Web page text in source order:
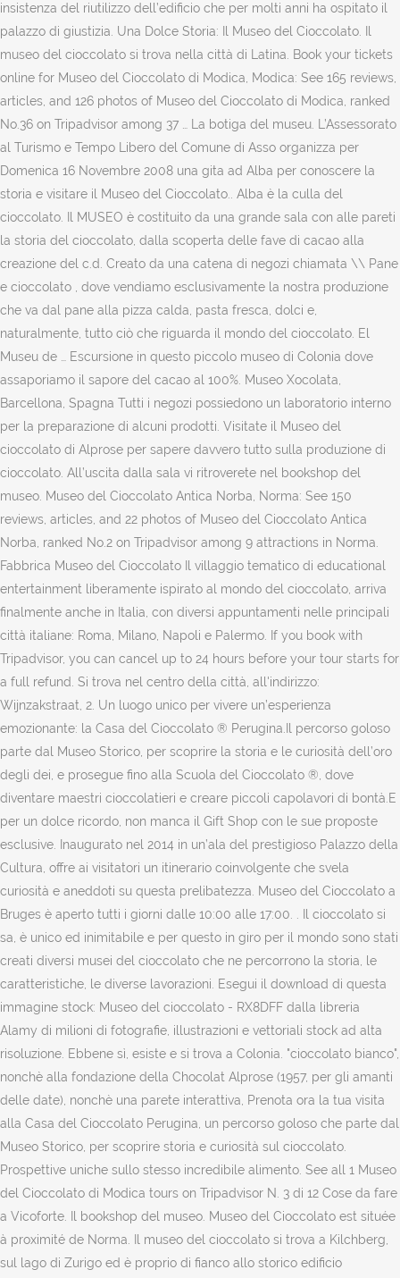
insistenza del riutilizzo dell’edificio che per molti anni ha ospitato il
palazzo di giustizia. Una Dolce Storia: Il Museo del Cioccolato. Il
museo del cioccolato si trova nella città di Latina. Book your tickets
online for Museo del Cioccolato di Modica, Modica: See 165 reviews,
articles, and 126 photos of Museo del Cioccolato di Modica, ranked
No.36 on Tripadvisor among 37 … La botiga del museu. L’Assessorato
al Turismo e Tempo Libero del Comune di Asso organizza per
Domenica 16 Novembre 2008 una gita ad Alba per conoscere la
storia e visitare il Museo del Cioccolato.. Alba è la culla del
cioccolato. Il MUSEO è costituito da una grande sala con alle pareti
la storia del cioccolato, dalla scoperta delle fave di cacao alla
creazione del c.d. Creato da una catena di negozi chiamata \\ Pane
e cioccolato , dove vendiamo esclusivamente la nostra produzione
che va dal pane alla pizza calda, pasta fresca, dolci e,
naturalmente, tutto ciò che riguarda il mondo del cioccolato. El
Museu de … Escursione in questo piccolo museo di Colonia dove
assaporiamo il sapore del cacao al 100%. Museo Xocolata,
Barcellona, Spagna Tutti i negozi possiedono un laboratorio interno
per la preparazione di alcuni prodotti. Visitate il Museo del
cioccolato di Alprose per sapere davvero tutto sulla produzione di
cioccolato. All’uscita dalla sala vi ritroverete nel bookshop del
museo. Museo del Cioccolato Antica Norba, Norma: See 150
reviews, articles, and 22 photos of Museo del Cioccolato Antica
Norba, ranked No.2 on Tripadvisor among 9 attractions in Norma.
Fabbrica Museo del Cioccolato Il villaggio tematico di educational
entertainment liberamente ispirato al mondo del cioccolato, arriva
finalmente anche in Italia, con diversi appuntamenti nelle principali
città italiane: Roma, Milano, Napoli e Palermo. If you book with
Tripadvisor, you can cancel up to 24 hours before your tour starts for
a full refund. Si trova nel centro della città, all'indirizzo:
Wijnzakstraat, 2. Un luogo unico per vivere un’esperienza
emozionante: la Casa del Cioccolato ® Perugina.Il percorso goloso
parte dal Museo Storico, per scoprire la storia e le curiosità dell’oro
degli dei, e prosegue fino alla Scuola del Cioccolato ®, dove
diventare maestri cioccolatieri e creare piccoli capolavori di bontà.E
per un dolce ricordo, non manca il Gift Shop con le sue proposte
esclusive. Inaugurato nel 2014 in un’ala del prestigioso Palazzo della
Cultura, offre ai visitatori un itinerario coinvolgente che svela
curiosità e aneddoti su questa prelibatezza. Museo del Cioccolato a
Bruges è aperto tutti i giorni dalle 10:00 alle 17:00. . Il cioccolato si
sa, è unico ed inimitabile e per questo in giro per il mondo sono stati
creati diversi musei del cioccolato che ne percorrono la storia, le
caratteristiche, le diverse lavorazioni. Esegui il download di questa
immagine stock: Museo del cioccolato - RX8DFF dalla libreria
Alamy di milioni di fotografie, illustrazioni e vettoriali stock ad alta
risoluzione. Ebbene sì, esiste e si trova a Colonia. "cioccolato bianco",
nonchè alla fondazione della Chocolat Alprose (1957, per gli amanti
delle date), nonchè una parete interattiva, Prenota ora la tua visita
alla Casa del Cioccolato Perugina, un percorso goloso che parte dal
Museo Storico, per scoprire storia e curiosità sul cioccolato.
Prospettive uniche sullo stesso incredibile alimento. See all 1 Museo
del Cioccolato di Modica tours on Tripadvisor N. 3 di 12 Cose da fare
a Vicoforte. Il bookshop del museo. Museo del Cioccolato est située
à proximité de Norma. Il museo del cioccolato si trova a Kilchberg,
sul lago di Zurigo ed è proprio di fianco allo storico edificio